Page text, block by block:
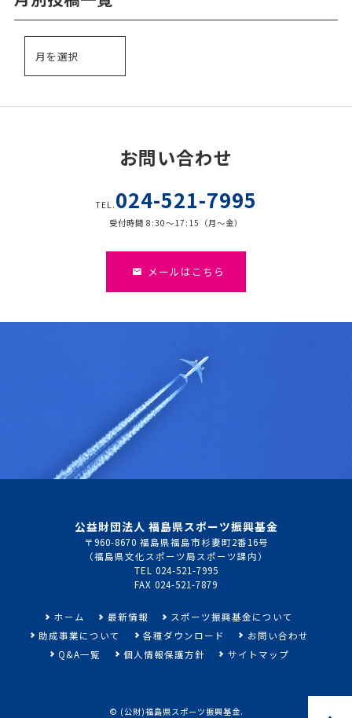
お問い合わせ
TEL. 024-521-7995
受付時間 8:30～17:15（月～金）
メールはこちら
公益財団法人 福島県スポーツ振興基金
〒960-8670 福島県福島市杉妻町2番16号
（福島県文化スポーツ局スポーツ課内）
TEL 024-521-7995
FAX 024-521-7879
ホーム 最新情報
スポーツ振興基金について
助成事業について
各種ダウンロード
お問い合わせ
Q&A一覧
個人情報保護方針 サイトマップ
© (公財)福島県スポーツ振興基金.